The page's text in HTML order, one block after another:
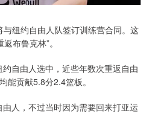
纽约自由人队签订训练营合同。这
布鲁克林”。
自由人选中，近些年数次重返自由
能贡献5.8分2.4篮板。
人，不过当时因为需要回来打亚运